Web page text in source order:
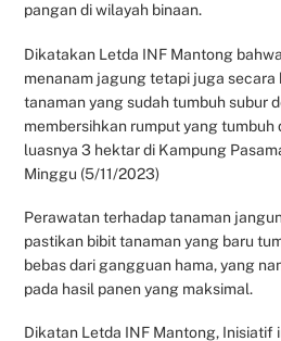
pangan di wilayah binaan.
Dikatakan Letda INF Mantong
menanam jagung tetapi juga
tanaman yang sudah tumbuh subur
membersihkan rumput yang
luasnya 3 hektar di Kampung
Minggu (5/11/2023)
Perawatan terhadap tanaman
pastikan bibit tanaman yang baru
bebas dari gangguan hama, yang
pada hasil panen yang maksimal.
Dikatan Letda INF Mantong, Inisiatif